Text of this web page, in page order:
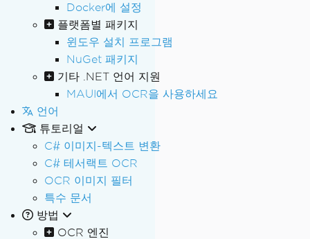
Docker에 설정
플랫폼별 패키지
윈도우 설치 프로그램
NuGet 패키지
기타 .NET 언어 지원
MAUI에서 OCR을 사용하세요
언어
튜토리얼
C# 이미지-텍스트 변환
C# 테서랙트 OCR
OCR 이미지 필터
특수 문서
방법
OCR 엔진